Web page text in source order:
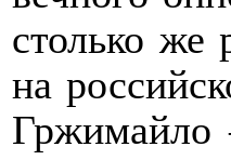
столько
на
Гржимайло